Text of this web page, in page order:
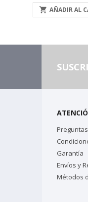
 AÑADIR AL
Garantía
Envíos y
Métodos